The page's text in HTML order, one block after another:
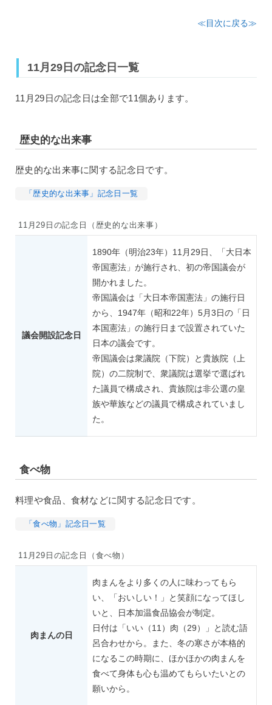
≪目次に戻る≫
11月29日の記念日一覧
11月29日の記念日は全部で11個あります。
歴史的な出来事
歴史的な出来事に関する記念日です。
「歴史的な出来事」記念日一覧
11月29日の記念日（歴史的な出来事）
議会開設記念日
1890年（明治23年）11月29日、「大日本
帝国憲法」が施行され、初の帝国議会が
開かれました。
帝国議会は「大日本帝国憲法」の施行日
から、1947年（昭和22年）5月3日の「日
本国憲法」の施行日まで設置されていた
日本の議会です。
帝国議会は衆議院（下院）と貴族院（上
院）の二院制で、衆議院は選挙で選ばれ
た議員で構成され、貴族院は非公選の皇
族や華族などの議員で構成されていまし
た。
食べ物
料理や食品、食材などに関する記念日です。
「食べ物」記念日一覧
11月29日の記念日（食べ物）
肉まんの日
肉まんをより多くの人に味わってもら
い、「おいしい！」と笑顔になってほし
いと、日本加温食品協会が制定。
日付は「いい（11）肉（29）」と読む語
呂合わせから。また、冬の寒さが本格的
になるこの時期に、ほかほかの肉まんを
食べて身体も心も温めてもらいたいとの
願いから。